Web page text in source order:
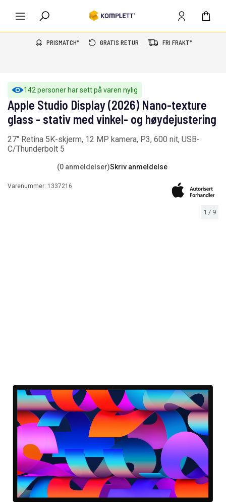
PRISMATCH* GRATIS RETUR FRI FRAKT*
142 personer har sett på varen nylig
1 / 9
Apple Studio Display (2026) Nano-texture
glass - stativ med vinkel- og høydejustering
27" Retina 5K-skjerm, 12 MP kamera, P3, 600 nit, USB-
C/Thunderbolt 5
(0 anmeldelser)Skriv anmeldelse
Varenummer: 1337216